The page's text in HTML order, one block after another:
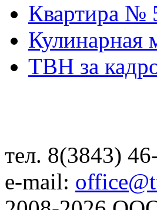
Квартира №
Кулинарная
ТВН за
тел. 8(3843)
e-mail: